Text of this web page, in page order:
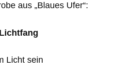
aus „Blaues Ufer“:
Lichtfang
Licht sein